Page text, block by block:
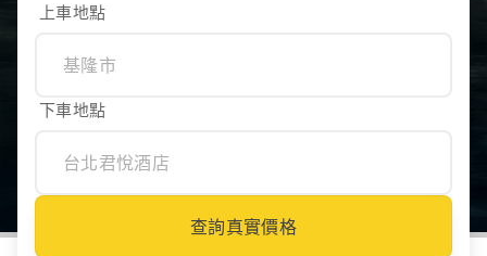
上車地點
下車地點
查詢真實價格